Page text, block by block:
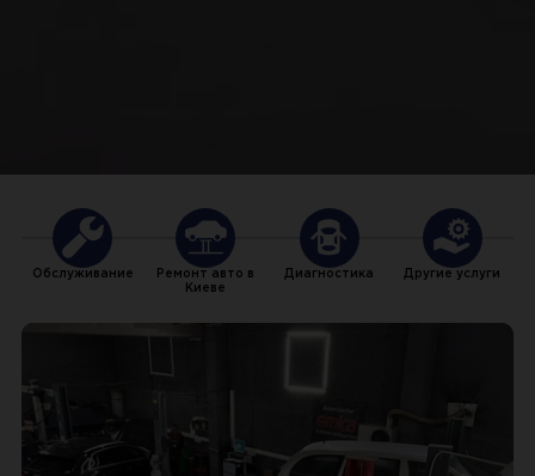
Обслуживание
Ремонт авто в
Киеве
Диагностика Другие услуги